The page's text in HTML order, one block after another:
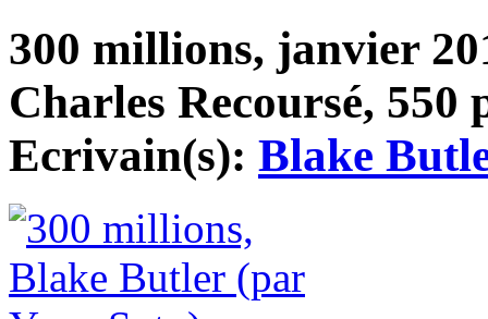
300 millions, janvier
Charles Recoursé, 550
Ecrivain(s): Blake